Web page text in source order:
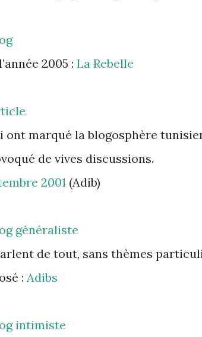
2005 : La Rebelle
ont marqué la blogosphère
de vives discussions.
2001 (Adib)
généraliste
de tout, sans thèmes
: Adibs
intimiste